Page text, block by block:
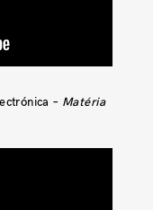
– Matéria